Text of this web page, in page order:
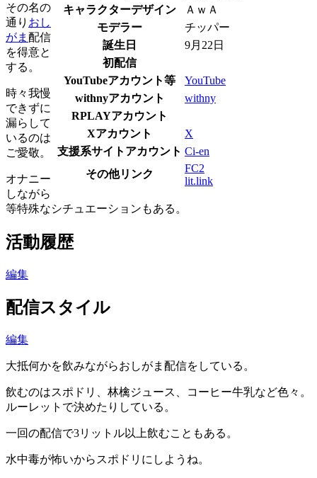
キャラクターデザイン
ＡｗＡ
モデラー
チッパー
誕生日
9月22日
初配信
YouTubeアカウント等
YouTube
withnyアカウント
withny
RPLAYアカウント
Xアカウント
X
支援系サイトアカウント Ci-en
その他リンク
FC2
lit.link
その名の
通り おし
がま 配信
を得意と
する。
時々我慢
できずに
漏らして
いるのは
ご愛敬。
オナニー
しながら
等特殊なシチュエーションもある。
活動履歴
編集
配信スタイル
編集
大抵何かを飲みながらおしがま配信をしている。
飲むのはスポドリ、林檎ジュース、コーヒー牛乳など色々。
ルーレットで決めたりしている。
一回の配信で3リットル以上飲むこともある。
水中毒が怖いからスポドリにしようね。